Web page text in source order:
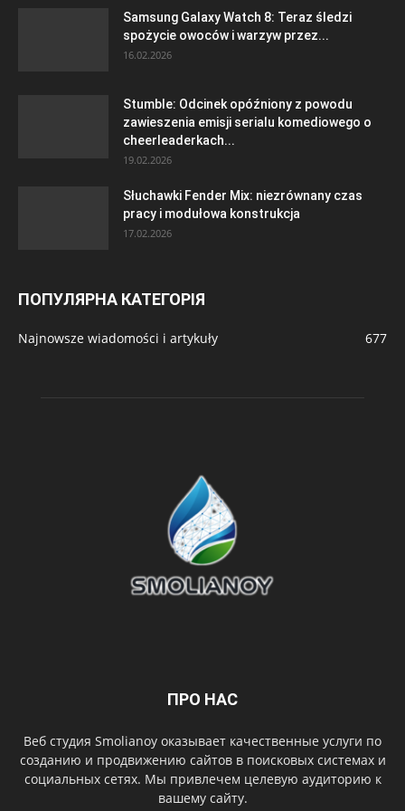
Samsung Galaxy Watch 8: Teraz śledzi
spożycie owoców i warzyw przez...
16.02.2026
Stumble: Odcinek opóźniony z powodu
zawieszenia emisji serialu komediowego o
cheerleaderkach...
19.02.2026
Słuchawki Fender Mix: niezrównany czas
pracy i modułowa konstrukcja
17.02.2026
ПОПУЛЯРНА КАТЕГОРІЯ
Najnowsze wiadomości i artykuły 677
ПРО НАС
Веб студия Smolianoy оказывает качественные услуги по
созданию и продвижению сайтов в поисковых системах и
социальных сетях. Мы привлечем целевую аудиторию к
вашему сайту.